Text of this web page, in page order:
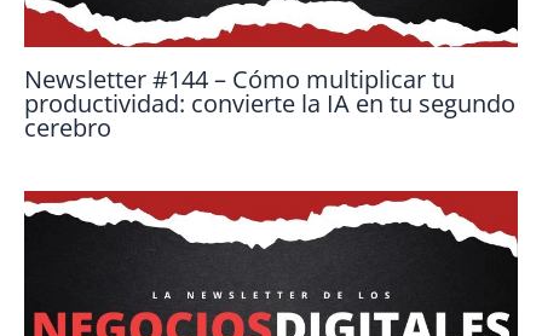
Newsletter #144 – Cómo multiplicar tu
productividad: convierte la IA en tu segundo
cerebro